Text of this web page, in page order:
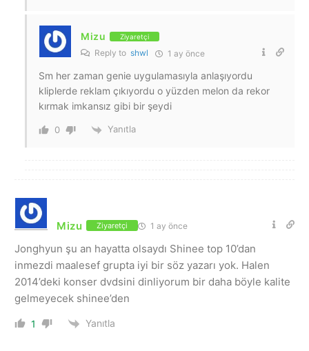
Mizu Ziyaretçi
Reply to shwl 1 ay önce
Sm her zaman genie uygulamasıyla anlaşıyordu
kliplerde reklam çıkıyordu o yüzden melon da rekor
kırmak imkansız gibi bir şeydi
0 Yanıtla
Mizu Ziyaretçi 1 ay önce
Jonghyun şu an hayatta olsaydı Shinee top 10’dan
inmezdi maalesef grupta iyi bir söz yazarı yok. Halen
2014’deki konser dvdsini dinliyorum bir daha böyle kalite
gelmeyecek shinee’den
1 Yanıtla